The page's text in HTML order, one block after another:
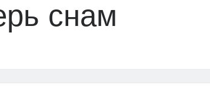
снам